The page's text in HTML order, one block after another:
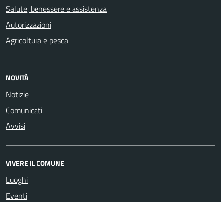
Salute, benessere e assistenza
Autorizzazioni
Agricoltura e pesca
NOVITÀ
Notizie
Comunicati
Avvisi
VIVERE IL COMUNE
Luoghi
Eventi